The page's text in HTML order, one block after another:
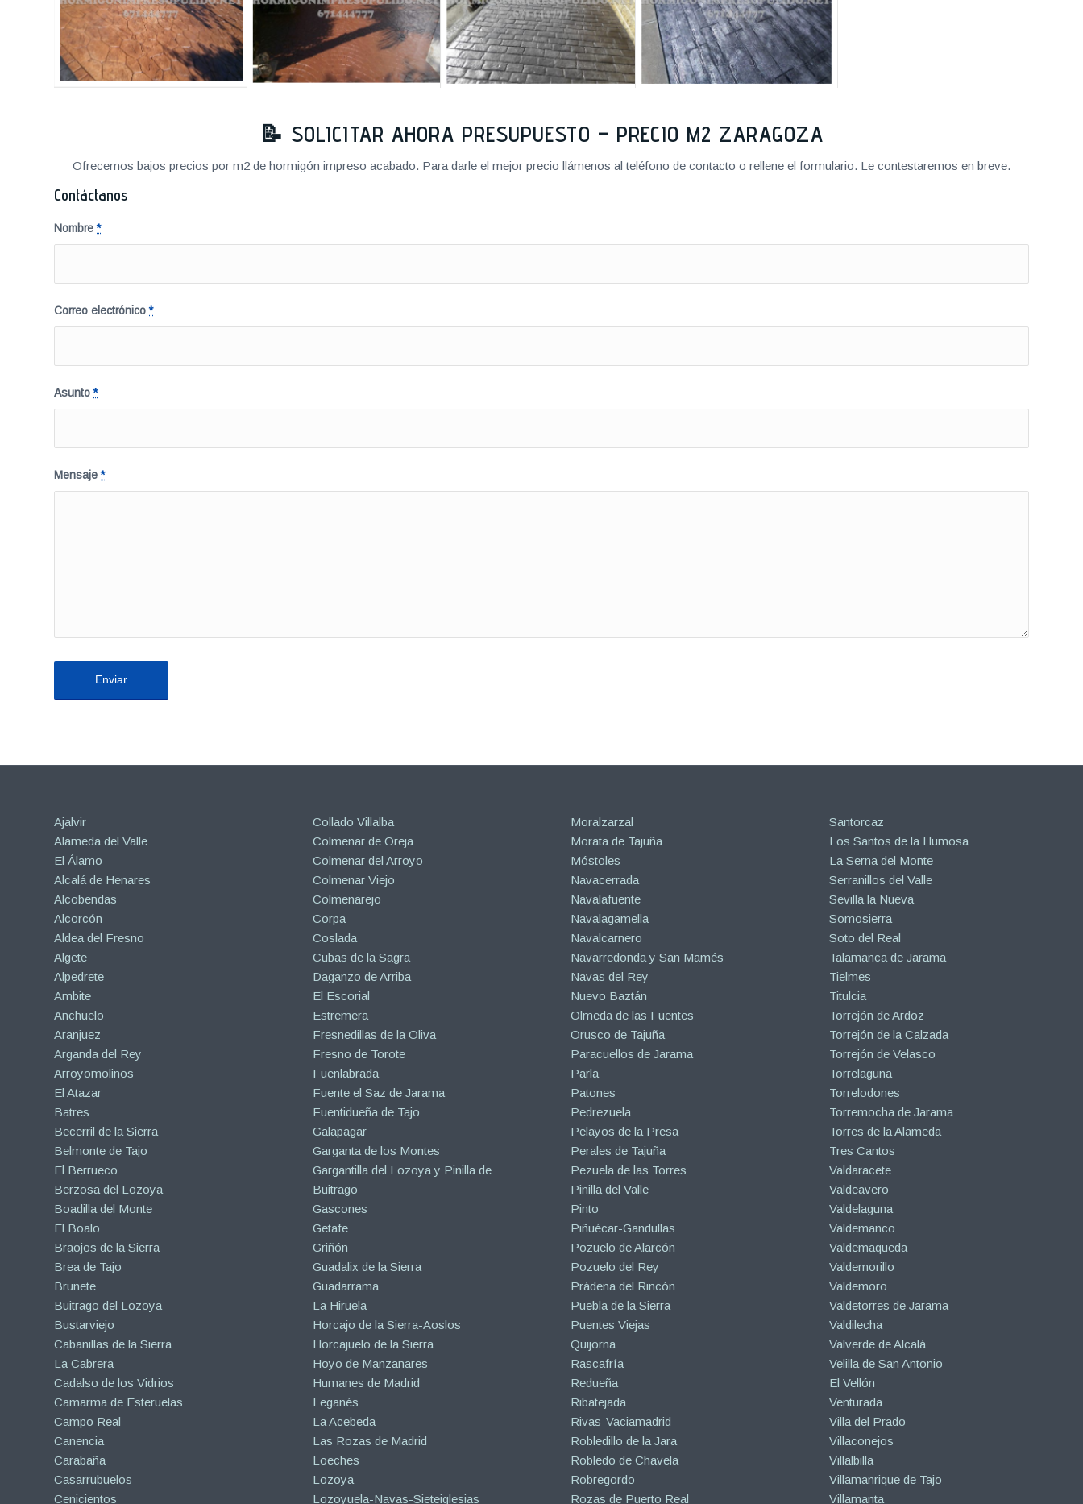
📝 SOLICITAR AHORA PRESUPUESTO – PRECIO M2 ZARAGOZA
Ofrecemos bajos precios por m2 de hormigón impreso acabado. Para darle el mejor precio llámenos al teléfono de contacto o rellene el formulario. Le contestaremos en breve.
Contáctanos
Nombre*
Correo electrónico*
Asunto*
Mensaje*
Ajalvir
Alameda del Valle
El Álamo
Alcalá de Henares
Alcobendas
Alcorcón
Aldea del Fresno
Algete
Alpedrete
Ambite
Anchuelo
Aranjuez
Arganda del Rey
Arroyomolinos
El Atazar
Batres
Becerril de la Sierra
Belmonte de Tajo
El Berrueco
Berzosa del Lozoya
Boadilla del Monte
El Boalo
Braojos de la Sierra
Brea de Tajo
Brunete
Buitrago del Lozoya
Bustarviejo
Cabanillas de la Sierra
La Cabrera
Cadalso de los Vidrios
Camarma de Esteruelas
Campo Real
Canencia
Carabaña
Casarrubuelos
Cenicientos
Collado Villalba
Colmenar de Oreja
Colmenar del Arroyo
Colmenar Viejo
Colmenarejo
Corpa
Coslada
Cubas de la Sagra
Daganzo de Arriba
El Escorial
Estremera
Fresnedillas de la Oliva
Fresno de Torote
Fuenlabrada
Fuente el Saz de Jarama
Fuentidueña de Tajo
Galapagar
Garganta de los Montes
Gargantilla del Lozoya y Pinilla de
Buitrago
Gascones
Getafe
Griñón
Guadalix de la Sierra
Guadarrama
La Hiruela
Horcajo de la Sierra-Aoslos
Horcajuelo de la Sierra
Hoyo de Manzanares
Humanes de Madrid
Leganés
La Acebeda
Las Rozas de Madrid
Loeches
Lozoya
Lozoyuela-Navas-Sieteiglesias
Moralzarzal
Morata de Tajuña
Móstoles
Navacerrada
Navalafuente
Navalagamella
Navalcarnero
Navarredonda y San Mamés
Navas del Rey
Nuevo Baztán
Olmeda de las Fuentes
Orusco de Tajuña
Paracuellos de Jarama
Parla
Patones
Pedrezuela
Pelayos de la Presa
Perales de Tajuña
Pezuela de las Torres
Pinilla del Valle
Pinto
Piñuécar-Gandullas
Pozuelo de Alarcón
Pozuelo del Rey
Prádena del Rincón
Puebla de la Sierra
Puentes Viejas
Quijorna
Rascafría
Redueña
Ribatejada
Rivas-Vaciamadrid
Robledillo de la Jara
Robledo de Chavela
Robregordo
Rozas de Puerto Real
Santorcaz
Los Santos de la Humosa
La Serna del Monte
Serranillos del Valle
Sevilla la Nueva
Somosierra
Soto del Real
Talamanca de Jarama
Tielmes
Titulcia
Torrejón de Ardoz
Torrejón de la Calzada
Torrejón de Velasco
Torrelaguna
Torrelodones
Torremocha de Jarama
Torres de la Alameda
Tres Cantos
Valdaracete
Valdeavero
Valdelaguna
Valdemanco
Valdemaqueda
Valdemorillo
Valdemoro
Valdetorres de Jarama
Valdilecha
Valverde de Alcalá
Velilla de San Antonio
El Vellón
Venturada
Villa del Prado
Villaconejos
Villalbilla
Villamanrique de Tajo
Villamanta